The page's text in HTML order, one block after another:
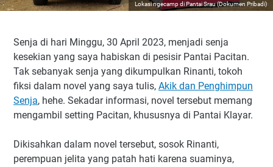
Lokasi ngecamp di Pantai Srau (Dokumen Pribadi)
Senja di hari Minggu, 30 April 2023, menjadi senja
kesekian yang saya habiskan di pesisir Pantai Pacitan.
Tak sebanyak senja yang dikumpulkan Rinanti, tokoh
fiksi dalam novel yang saya tulis, Akik dan Penghimpun
Senja, hehe. Sekadar informasi, novel tersebut memang
mengambil setting Pacitan, khususnya di Pantai Klayar.
Dikisahkan dalam novel tersebut, sosok Rinanti,
perempuan jelita yang patah hati karena suaminya,